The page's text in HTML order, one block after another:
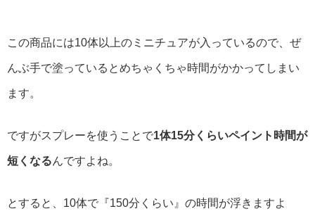
この商品には10体以上のミニチュアが入っているので、ぜ
んぶ手で塗っているとめちゃくちゃ時間がかかってしまい
ます。
ですがスプレーを使うことで1体15分くらいペイント時間が
短くなるんですよね。
とすると、10体で『150分くらい』の時間が浮きますよ